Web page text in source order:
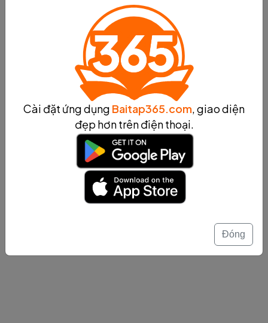
Phương pháp phủ màng chống ăn mòn -
Bảo vệ kim loại khỏi sự ăn mòn, gia tăng tuổi
thọ và tính thẩm mỹ. Các loại màng phủ và
ứng dụng trong công nghiệp, xây dựng và
đời sống hàng ngày.
Khái niệm về xác định hợp chất
Khái niệm về khí thiên nhiên và thành phần
chính của nó
Cài đặt ứng dụng Baitap365.com, giao diện
đẹp hơn trên điện thoại.
Đóng